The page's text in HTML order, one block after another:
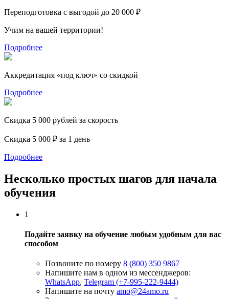
Переподготовка с выгодой до 20 000 ₽
Учим на вашей территории!
Подробнее
Аккредитация «под ключ» со скидкой
Подробнее
Скидка 5 000 рублей за скорость
Скидка 5 000 ₽ за 1 день
Подробнее
Несколько простых шагов для начала
обучения
1
Подайте заявку на обучение любым удобным для вас
способом
Позвоните по номеру 8 (800) 350 9867
Напишите нам в одном из мессенджеров:
WhatsApp, Telegram (+7-995-222-9444)
Напишите на почту amo@24amo.ru